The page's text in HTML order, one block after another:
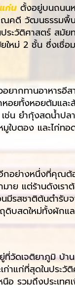
ก่น ตั้งอยู่บนถนนห
ณคดี วัฒนธรรม
ระวัติศาสตร์ สมั
ใหม่ 2 ชั้น ซึ่งเชื่
ยากทานอาหารอี
หอยทั้งหอยต้มแ
น ยำกุ้งสดน้ำปล
ใบตอง และไก่ท
กอย่างหนึ่งที่คุณต้
าย แต่ร้านดังเร
รสชาติต้นตำรับ
สดใหม่ทั้งผักแล
วัดเจติยาภูมิ บ้า
าแก่ที่สุดในประ
นือ รวมถึงประเ